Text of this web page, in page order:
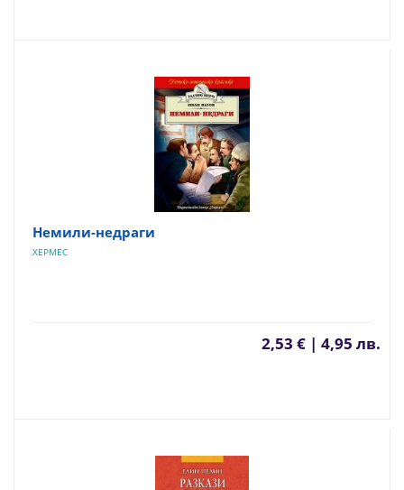
Немили-недраги
ХЕРМЕС
2,53 € | 4,95 лв.